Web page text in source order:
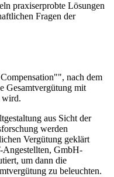
praxiserprobte Lösungen
Fragen der
nach dem
Gesamtvergütung mit
wird.
aus Sicht der
werden
Vergütung geklärt
Angestellten, GmbH-
um dann die
zu beleuchten.